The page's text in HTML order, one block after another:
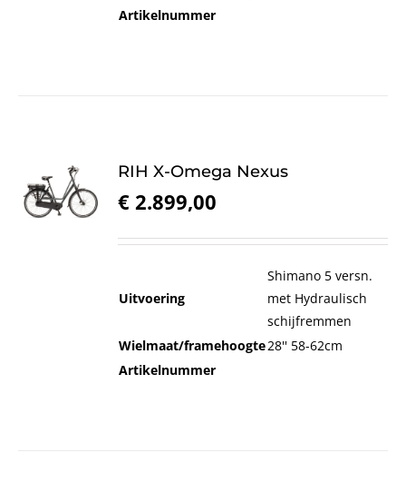
Artikelnummer
RIH X-Omega Nexus
€ 2.899,00
Uitvoering
Shimano 5 versn.
met Hydraulisch
schijfremmen
Wielmaat/framehoogte28'' 58-62cm
Artikelnummer